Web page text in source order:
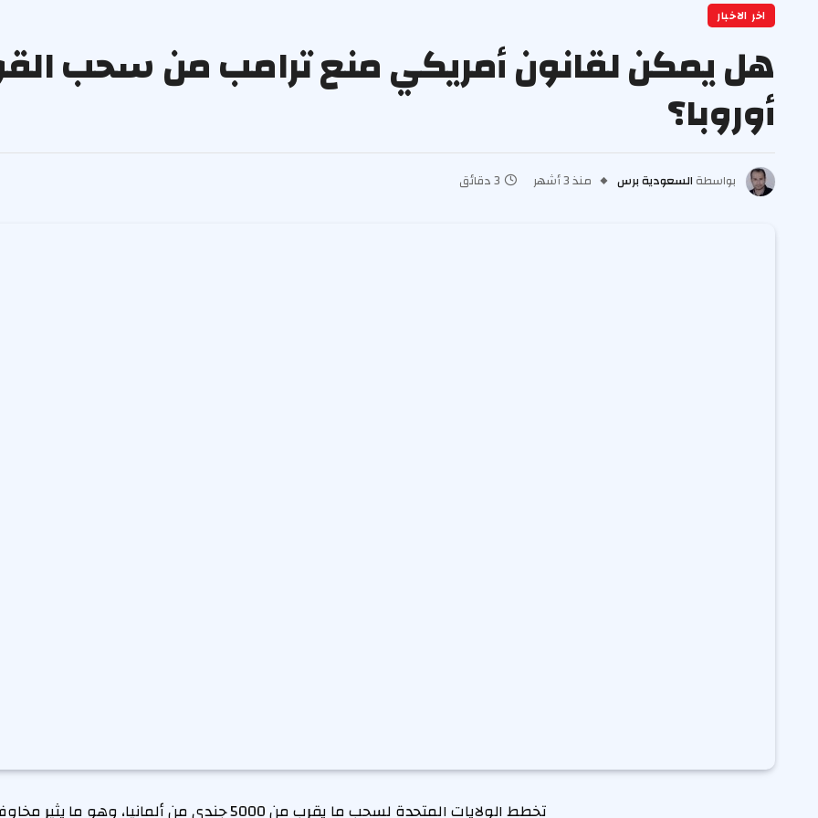
اخر الاخبار
هل يمكن لقانون أمريكي منع ترامب من سحب
أوروبا؟
بواسطة السعودية برس منذ 3 أشهر 3 دقائق
تخطط الولايات المتحدة لسحب ما يقرب من 5000 جندي من